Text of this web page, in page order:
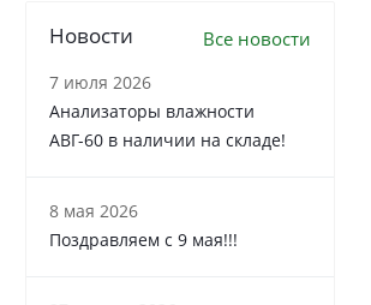
Новости Все новости
7 июля 2026
Анализаторы влажности
АВГ-60 в наличии на складе!
8 мая 2026
Поздравляем с 9 мая!!!